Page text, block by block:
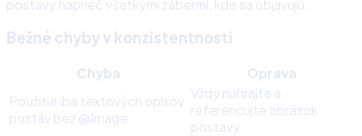
postavy naprieč všetkými zábermi, kde sa objavujú.
Bežné chyby v konzistentnosti
Chyba
Oprava
Použitie iba textových opisov
postáv bez @Image
Vždy nahrajte a
referencujte obrázok
postavy